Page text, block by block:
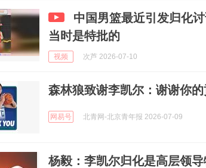
中国男篮最近引发归化
当时是特批的
视频 次芦 2026-07-10
森林狼致谢李凯尔：谢谢你
网易号 北青网-北京青年报 2026-07-09
杨毅：李凯尔归化是高层领